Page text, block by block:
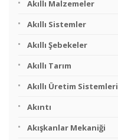
Akıllı Malzemeler
Akıllı Sistemler
Akıllı Şebekeler
Akıllı Tarım
Akıllı Üretim Sistemleri
Akıntı
Akışkanlar Mekaniği